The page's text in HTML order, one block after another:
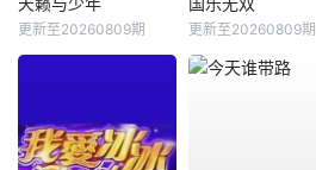
更新至20260809期 更新至20260809期